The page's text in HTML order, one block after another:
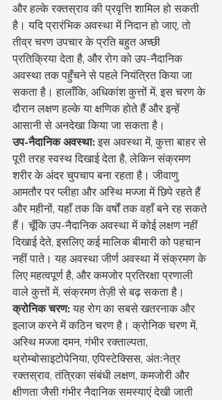
और हल्के रक्तस्राव की प्रवृत्ति शामिल हो सकती
है। यदि प्रारंभिक अवस्था में निदान हो जाए, तो
तीव्र चरण उपचार के प्रति बहुत अच्छी
प्रतिक्रिया देता है, और रोग को उप-नैदानिक
अवस्था तक पहुँचने से पहले नियंत्रित किया जा
सकता है। हालाँकि, अधिकांश कुत्तों में, इस चरण के
दौरान लक्षण हल्के या क्षणिक होते हैं और इन्हें
आसानी से अनदेखा किया जा सकता है।
उप-नैदानिक अवस्था: इस अवस्था में, कुत्ता बाहर से
पूरी तरह स्वस्थ दिखाई देता है, लेकिन संक्रमण
शरीर के अंदर चुपचाप बना रहता है। जीवाणु
आमतौर पर प्लीहा और अस्थि मज्जा में छिपे रहते हैं
और महीनों, यहाँ तक कि वर्षों तक वहाँ बने रह सकते
हैं। चूँकि उप-नैदानिक अवस्था में कोई लक्षण नहीं
दिखाई देते, इसलिए कई मालिक बीमारी को पहचान
नहीं पाते। यह अवस्था जीर्ण अवस्था में संक्रमण के
लिए महत्वपूर्ण है, और कमजोर प्रतिरक्षा प्रणाली
वाले कुत्तों में, संक्रमण तेज़ी से बढ़ सकता है।
क्रोनिक चरण: यह रोग का सबसे खतरनाक और
इलाज करने में कठिन चरण है। क्रोनिक चरण में,
अस्थि मज्जा दमन, गंभीर रक्ताल्पता,
थ्रोम्बोसाइटोपेनिया, एपिस्टेक्सिस, अंतःनेत्र
रक्तस्राव, तंत्रिका संबंधी लक्षण, कमजोरी और
क्षीणता जैसी गंभीर नैदानिक समस्याएं देखी जाती